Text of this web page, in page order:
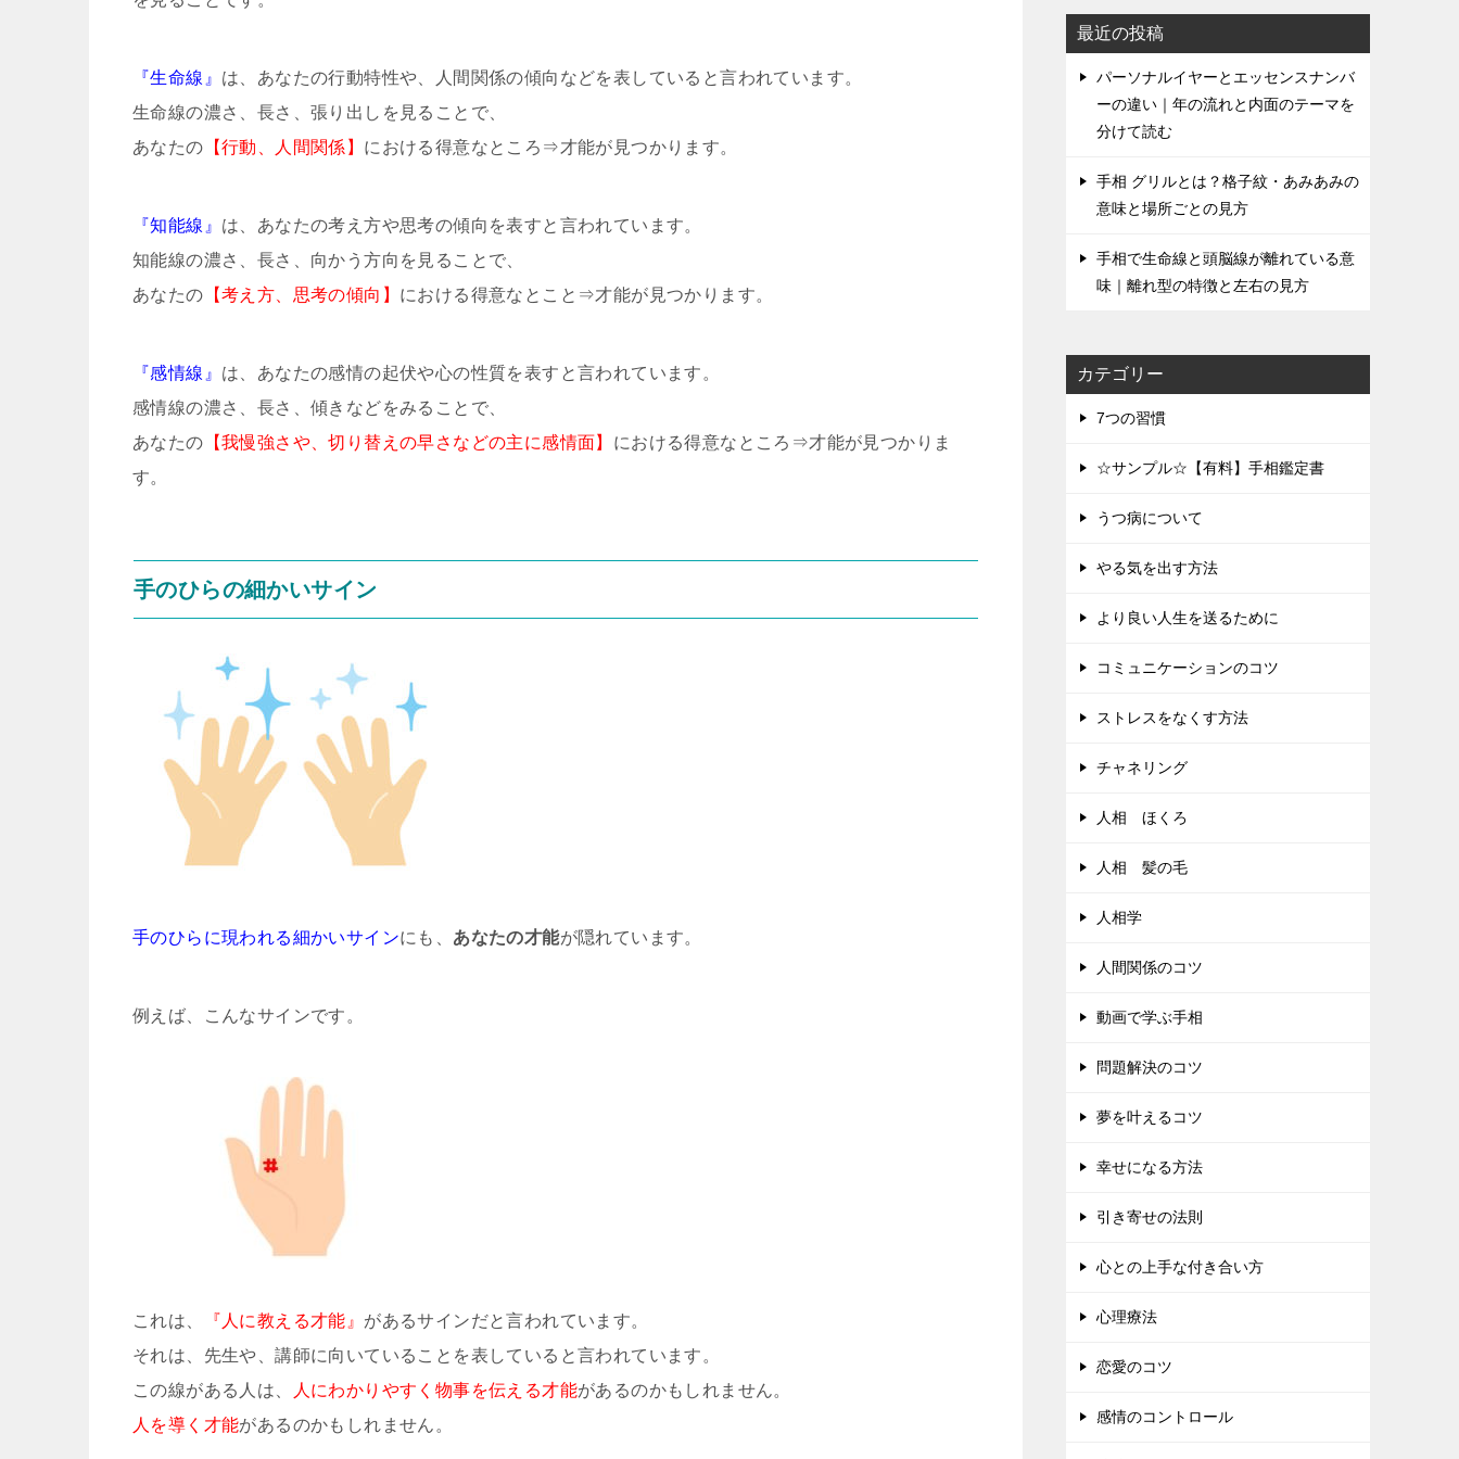
『生命線』 は、あなたの行動特性や、人間関係の傾向などを表していると言われています。
生命線の濃さ、長さ、張り出しを見ることで、
あなたの 【行動、人間関係】 における得意なところ⇒才能が見つかります。
『知能線』 は、あなたの考え方や思考の傾向を表すと言われています。
知能線の濃さ、長さ、向かう方向を見ることで、
あなたの 【考え方、思考の傾向】 における得意なとこと⇒才能が見つかります。
『感情線』 は、あなたの感情の起伏や心の性質を表すと言われています。
感情線の濃さ、長さ、傾きなどをみることで、
あなたの 【我慢強さや、切り替えの早さなどの主に感情面】 における得意なところ⇒才能が見つかりま
す。
手のひらの細かいサイン
手のひらに現われる細かいサインにも、 あなたの才能が隠れています。
例えば、こんなサインです。
これは、 『人に教える才能』 があるサインだと言われています。
それは、先生や、講師に向いていることを表していると言われています。
この線がある人は、
人にわかりやすく物事を伝える才能があるのかもしれません。
人を導く才能があるのかもしれません。
最近の投稿
パーソナルイヤーとエッセンスナンバ
ーの違い｜年の流れと内面のテーマを
分けて読む
手相 グリルとは？格子紋・あみあみの
意味と場所ごとの見方
手相で生命線と頭脳線が離れている意
味｜離れ型の特徴と左右の見方
カテゴリー
7つの習慣
☆サンプル☆【有料】手相鑑定書
うつ病について
やる気を出す方法
より良い人生を送るために
コミュニケーションのコツ
ストレスをなくす方法
チャネリング
人相 ほくろ
人相 髪の毛
人相学
人間関係のコツ
動画で学ぶ手相
問題解決のコツ
夢を叶えるコツ
幸せになる方法
引き寄せの法則
心との上手な付き合い方
心理療法
恋愛のコツ
感情のコントロール